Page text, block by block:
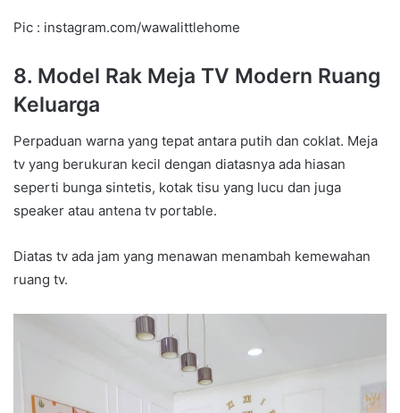
Pic : instagram.com/wawalittlehome
8. Model Rak Meja TV Modern Ruang
Keluarga
Perpaduan warna yang tepat antara putih dan coklat. Meja
tv yang berukuran kecil dengan diatasnya ada hiasan
seperti bunga sintetis, kotak tisu yang lucu dan juga
speaker atau antena tv portable.
Diatas tv ada jam yang menawan menambah kemewahan
ruang tv.